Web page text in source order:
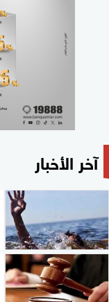
آخر الأخبار